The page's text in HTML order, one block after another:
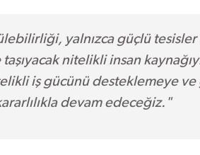
yalnızca güçlü tesisler
nitelikli insan
iş gücünü desteklemeye
devam edeceğiz."